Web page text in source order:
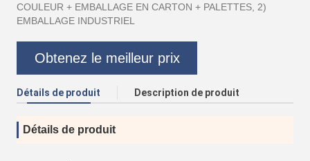
COULEUR + EMBALLAGE EN CARTON + PALETTES, 2)
EMBALLAGE INDUSTRIEL
Obtenez le meilleur prix
Détails de produit Description de produit
Détails de produit